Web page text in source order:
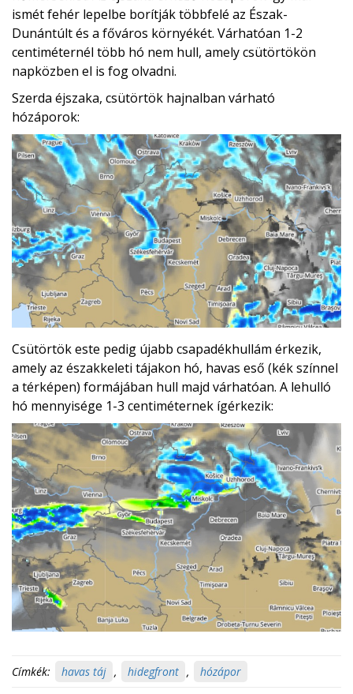
ismét fehér lepelbe borítják többfelé az Észak-
Dunántúlt és a főváros környékét. Várhatóan 1-2
centiméternél több hó nem hull, amely csütörtökön
napközben el is fog olvadni.
Szerda éjszaka, csütörtök hajnalban várható
hózáporok:
Csütörtök este pedig újabb csapadékhullám érkezik,
amely az északkeleti tájakon hó, havas eső (kék színnel
a térképen) formájában hull majd várhatóan. A lehulló
hó mennyisége 1-3 centiméternek ígérkezik:
Címkék: havas táj , hidegfront , hózápor